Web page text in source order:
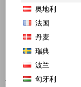
金针菇 100g (图片
奥地利
法国
丹麦
瑞典
波兰
匈牙利